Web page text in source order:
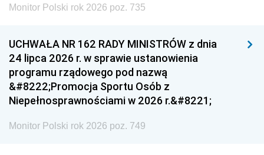
Monitor Polski rok 2026 poz. 735
UCHWAŁA NR 162 RADY MINISTRÓW z dnia
24 lipca 2026 r. w sprawie ustanowienia
programu rządowego pod nazwą
&#8222;Promocja Sportu Osób z
Niepełnosprawnościami w 2026 r.&#8221;
Monitor Polski rok 2026 poz. 749